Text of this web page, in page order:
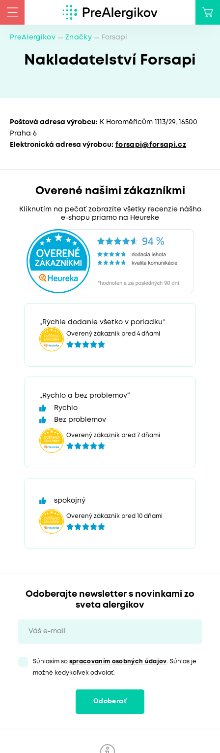
PreAlergikov Značky Forsapi
Nakladatelství Forsapi
Poštová adresa výrobcu: K Horoměřicům 1113/29, 16500
Praha 6
Elektronická adresa výrobcu: forsapi@forsapi.cz
Overené našimi zákazníkmi
Kliknutím na pečať zobrazíte všetky recenzie nášho
e-shopu priamo na Heureke
„Rýchle dodanie všetko v poriadku“
Overený zákazník pred 4 dňami
„Rychlo a bez problemov“
Rychlo
Bez problemov
Overený zákazník pred 7 dňami
spokojný
Overený zákazník pred 10 dňami
Odoberajte newsletter s novinkami zo
sveta alergikov
Súhlasím so spracovaním osobných údajov. Súhlas je
možné kedykoľvek odvolať.
Odoberať